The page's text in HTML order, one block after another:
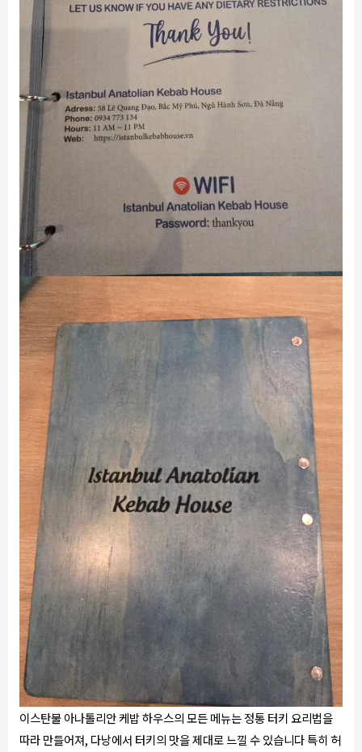
이스탄불 아나톨리안 케밥 하우스의 모든 메뉴는 정통 터키 요리법을
따라 만들어져, 다낭에서 터키의 맛을 제대로 느낄 수 있습니다 특히 허